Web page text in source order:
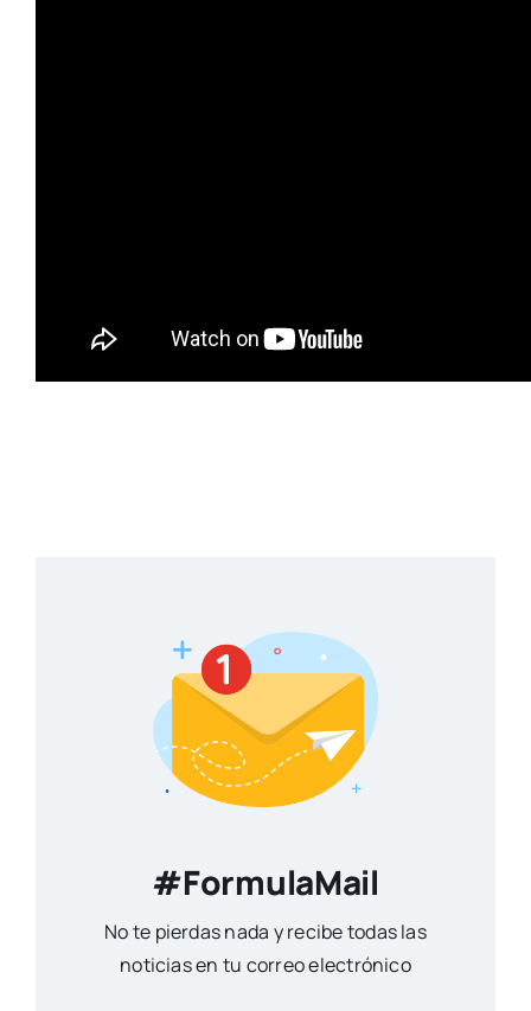
#FormulaMail
No te pierdas nada y recibe todas las
noticias en tu correo electrónico